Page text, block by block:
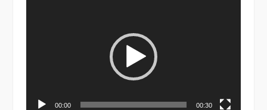
00:00 00:30